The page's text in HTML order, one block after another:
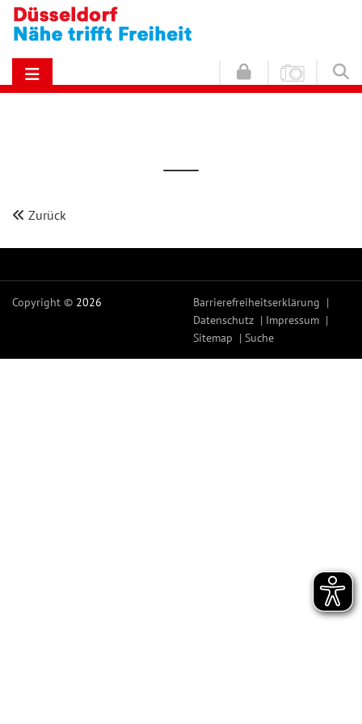
Zurück
Copyright © 2026
Barrierefreiheitserklärung
Datenschutz
Impressum
Sitemap
Suche